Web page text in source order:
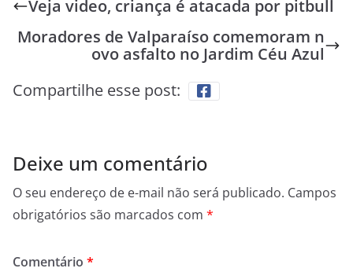
Veja video, criança é atacada por pitbull
Moradores de Valparaíso comemoram n
ovo asfalto no Jardim Céu Azul
Compartilhe esse post:
Deixe um comentário
O seu endereço de e-mail não será publicado. Campos
obrigatórios são marcados com *
Comentário *